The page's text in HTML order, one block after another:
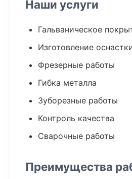
Наши услуги
Гальваническое
Изготовление
Фрезерные работы
Гибка металла
Зуборезные работы
Контроль качества
Сварочные работы
Преимущества